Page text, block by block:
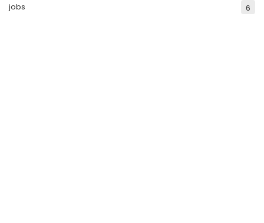
jobs 6